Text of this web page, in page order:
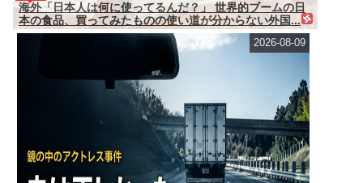
海外「日本人は何に使ってるんだ？」 世界的ブームの日
本の食品、買ってみたものの使い道が分からない外国...
2026-08-09